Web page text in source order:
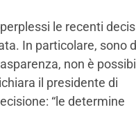
le recenti
In particolare, sono
non è
il presidente di
“le determine